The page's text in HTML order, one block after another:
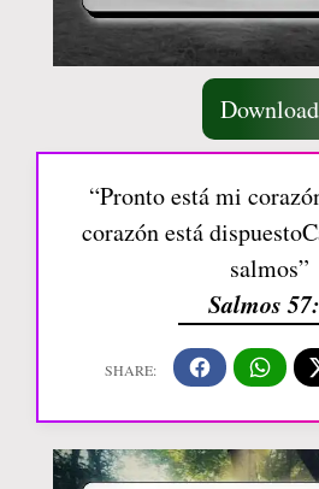
Download
“Pronto está mi
corazón está
salmos”
Salmos